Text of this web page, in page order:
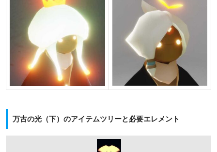
万古の光（下）のアイテムツリーと必要エレメント